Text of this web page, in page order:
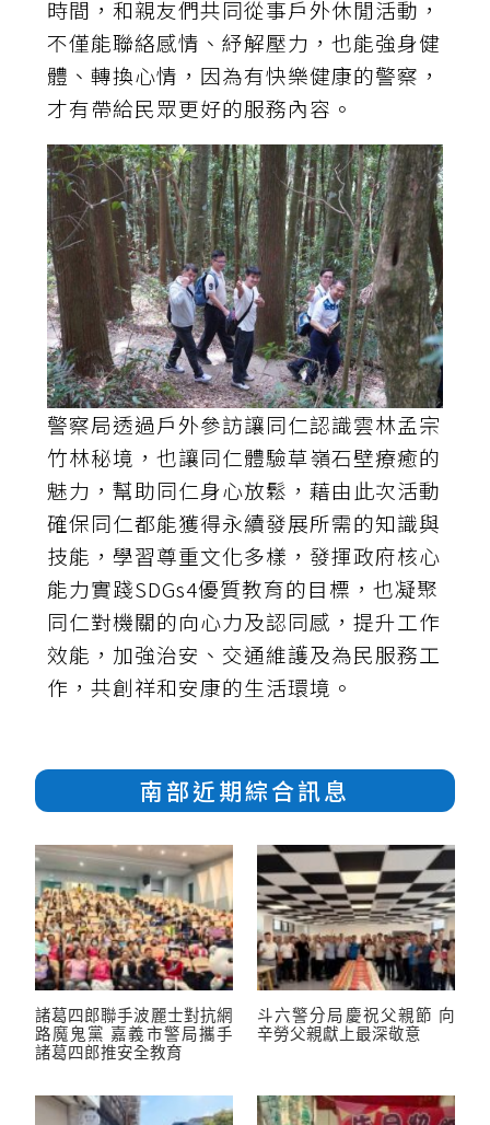
時間，和親友們共同從事戶外休閒活動，
不僅能聯絡感情、紓解壓力，也能強身健
體、轉換心情，因為有快樂健康的警察，
才有帶給民眾更好的服務內容。
警察局透過戶外參訪讓同仁認識雲林孟宗
竹林秘境，也讓同仁體驗草嶺石壁療癒的
魅力，幫助同仁身心放鬆，藉由此次活動
確保同仁都能獲得永續發展所需的知識與
技能，學習尊重文化多樣，發揮政府核心
能力實踐SDGs4優質教育的目標，也凝聚
同仁對機關的向心力及認同感，提升工作
效能，加強治安、交通維護及為民服務工
作，共創祥和安康的生活環境。
南部近期綜合訊息
諸葛四郎聯手波麗士對抗網
路魔鬼黨 嘉義市警局攜手
諸葛四郎推安全教育
斗六警分局慶祝父親節 向
辛勞父親獻上最深敬意